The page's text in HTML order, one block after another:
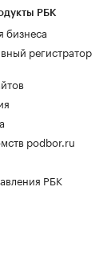
РБК
бизнеса
регистратор
podbor.ru
РБК